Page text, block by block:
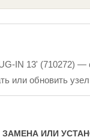
IN 13' (710272) —
или обновить
ИЛИ